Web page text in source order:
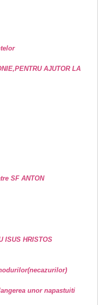
AJUTOR LA
SF ANTON
ISUS HRISTOS
unor napastuiti